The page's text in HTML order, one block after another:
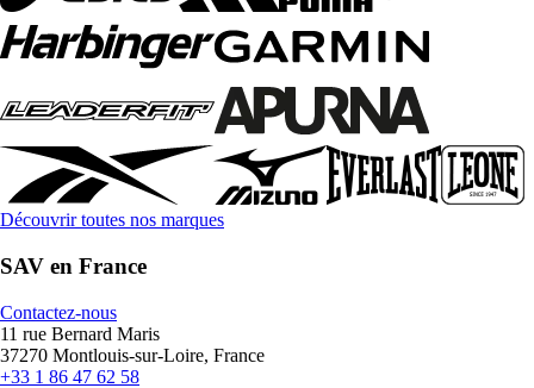
Découvrir toutes nos marques
SAV en France
Contactez-nous
11 rue Bernard Maris
37270 Montlouis-sur-Loire, France
+33 1 86 47 62 58